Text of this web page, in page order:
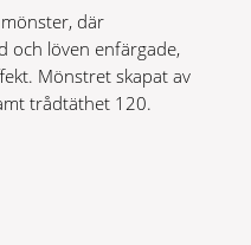
där
och löven enfärgade,
Mönstret skapat av
trådtäthet 120.